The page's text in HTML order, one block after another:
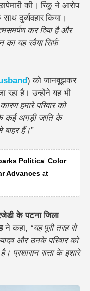
की। रिंकू ने आरोप
दुर्व्यवहार किया।
कर दिया है और
यह रवैया सिर्फ
) को जानबूझकर
रहा है। उन्होंने यह भी
हमारे परिवार को
के कई अगड़ी जाति के
हैं।”
Political Color
Advances at
के पटना जिला
ने कहा, “यह पूरी तरह से
और उनके परिवार को
प्रशासन सत्ता के इशारे